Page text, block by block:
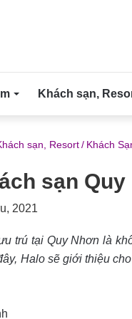
Khách sạn,
sạn, Resort/ Khách
sạn
2021
trú tại Quy Nhơn là
Halo sẽ giới thiệu